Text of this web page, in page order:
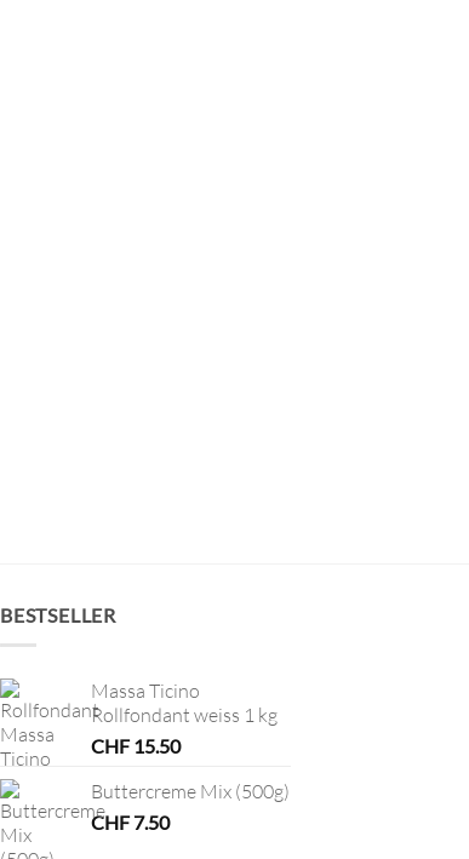
BESTSELLER
Massa Ticino
Rollfondant weiss 1 kg
CHF15.50
Buttercreme Mix (500g)
CHF7.50